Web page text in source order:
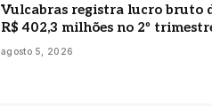
Vulcabras registra lucro bruto
R$ 402,3 milhões no 2º
agosto 5, 2026